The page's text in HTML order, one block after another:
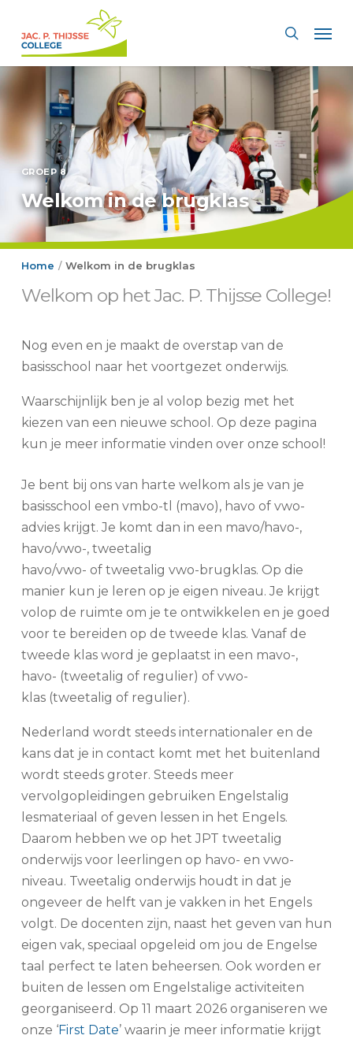
main
content
search
GROEP 8
Welkom in de brugklas
Home / Welkom in de brugklas
Welkom op het Jac. P. Thijsse College!
Nog even en je maakt de overstap van de
basisschool naar het voortgezet onderwijs.
Waarschijnlijk ben je al volop bezig met het
kiezen van een nieuwe school. Op deze pagina
kun je meer informatie vinden over onze school!
Je bent bij ons van harte welkom als je van je
basisschool een vmbo-tl (mavo), havo of vwo-
advies krijgt. Je komt dan in een mavo/havo-,
havo/vwo-, tweetalig
havo/vwo- of tweetalig vwo-brugklas. Op die
manier kun je leren op je eigen niveau. Je krijgt
volop de ruimte om je te ontwikkelen en je goed
voor te bereiden op de tweede klas. Vanaf de
tweede klas word je geplaatst in een mavo-,
havo- (tweetalig of regulier) of vwo-
klas (tweetalig of regulier).
Nederland wordt steeds internationaler en de
kans dat je in contact komt met het buitenland
wordt steeds groter. Steeds meer
vervolgopleidingen gebruiken Engelstalig
lesmateriaal of geven lessen in het Engels.
Daarom hebben we op het JPT tweetalig
onderwijs voor leerlingen op havo- en vwo-
niveau. Tweetalig onderwijs houdt in dat je
ongeveer de helft van je vakken in het Engels
volgt. De docenten zijn, naast het geven van hun
eigen vak, speciaal opgeleid om jou de Engelse
taal perfect te laten beheersen. Ook worden er
buiten de lessen om Engelstalige activiteiten
georganiseerd. Op 11 maart 2026 organiseren we
onze ‘First Date’ waarin je meer informatie krijgt